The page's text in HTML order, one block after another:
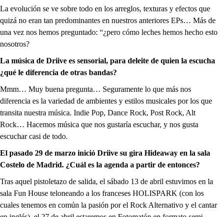
La evolución se ve sobre todo en los arreglos, texturas y efectos que
quizá no eran tan predominantes en nuestros anteriores EPs… Más de
una vez nos hemos preguntado: “¿pero cómo leches hemos hecho esto
nosotros?
La música de Driive es sensorial, para deleite de quien la escucha
¿qué le diferencia de otras bandas?
Mmm… Muy buena pregunta… Seguramente lo que más nos
diferencia es la variedad de ambientes y estilos musicales por los que
transita nuestra música. Indie Pop, Dance Rock, Post Rock, Alt
Rock… Hacemos música que nos gustaría escuchar, y nos gusta
escuchar casi de todo.
El pasado 29 de marzo inició Driive su gira Hideaway en la sala
Costelo de Madrid. ¿Cuál es la agenda a partir de entonces?
Tras aquel pistoletazo de salida, el sábado 13 de abril estuvimos en la
sala Fun House teloneando a los franceses HOLISPARK (con los
cuales tenemos en común la pasión por el Rock Alternativo y el cantar